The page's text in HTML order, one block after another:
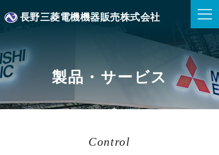
長野三菱電機機器販売株式会社
製品・サービス
Control